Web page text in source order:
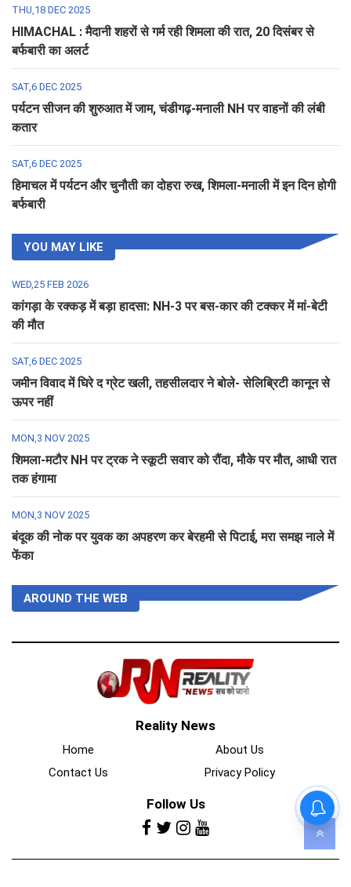
THU,18 DEC 2025
HIMACHAL : मैदानी शहरों से गर्म रही शिमला की रात, 20 दिसंबर से
बर्फबारी का अलर्ट
SAT,6 DEC 2025
पर्यटन सीजन की शुरुआत में जाम, चंडीगढ़-मनाली NH पर वाहनों की लंबी
कतार
SAT,6 DEC 2025
हिमाचल में पर्यटन और चुनौती का दोहरा रुख, शिमला-मनाली में इन दिन होगी
बर्फबारी
YOU MAY LIKE
WED,25 FEB 2026
कांगड़ा के रक्कड़ में बड़ा हादसा: NH-3 पर बस-कार की टक्कर में मां-बेटी
की मौत
SAT,6 DEC 2025
जमीन विवाद में घिरे द ग्रेट खली, तहसीलदार ने बोले- सेलिब्रिटी कानून से
ऊपर नहीं
MON,3 NOV 2025
शिमला-मटौर NH पर ट्रक ने स्कूटी सवार को रौंदा, मौके पर मौत, आधी रात
तक हंगामा
MON,3 NOV 2025
बंदूक की नोक पर युवक का अपहरण कर बेरहमी से पिटाई, मरा समझ नाले में
फेंका
AROUND THE WEB
Reality News
Home
About Us
Contact Us
Privacy Policy
Follow Us